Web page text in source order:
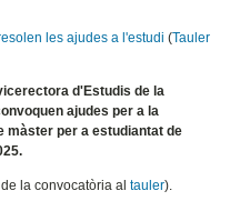
les ajudes a l'estudi (Tauler
d'Estudis de la
ajudes per a la
màster per a estudiantat de
la convocatòria altauler).